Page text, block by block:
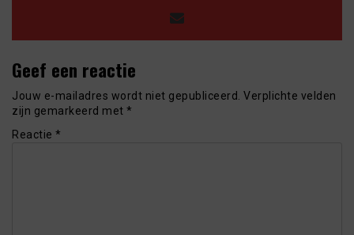
Geef een reactie
Jouw e-mailadres wordt niet gepubliceerd. Verplichte velden
zijn gemarkeerd met *
Reactie *